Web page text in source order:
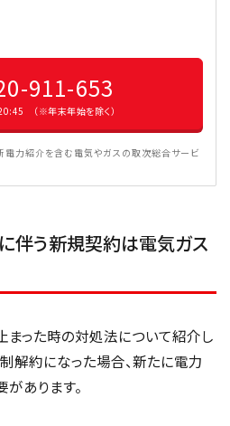
911-653
（※年末年始を除く）
電力紹介を含む電気やガスの取次総合サービ
伴う新規契約は電気ガス
った時の対処法について紹介し
解約になった場合、新たに電力
あります。